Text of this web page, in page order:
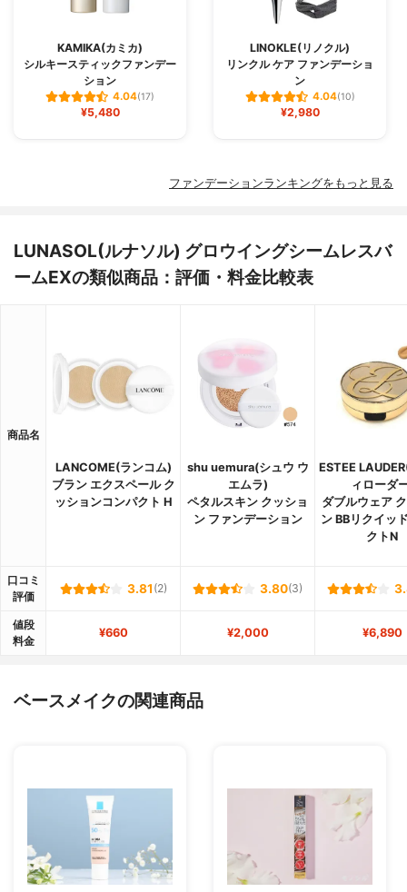
KAMIKA(カミカ)
シルキースティックファンデー
ション
4.04(17)
¥5,480
LINOKLE(リノクル)
リンクル ケア ファンデーショ
ン
4.04(10)
¥2,980
ファンデーションランキングをもっと見る
LUNASOL(ルナソル) グロウイングシームレスバ
ームEXの類似商品：評価・料金比較表
商品名
LANCOME(ランコム)
ブラン エクスペール ク
ッションコンパクト H
shu uemura(シュウ ウ
エムラ)
ペタルスキン クッショ
ン ファンデーション
ESTEE
ィローダ
ダブルウェア
ン BBリクイッ
クトN
口コミ
評価
3.81 (2) 3.80(3)
値段
料金
¥660 ¥2,000 ¥6,890
ベースメイクの関連商品